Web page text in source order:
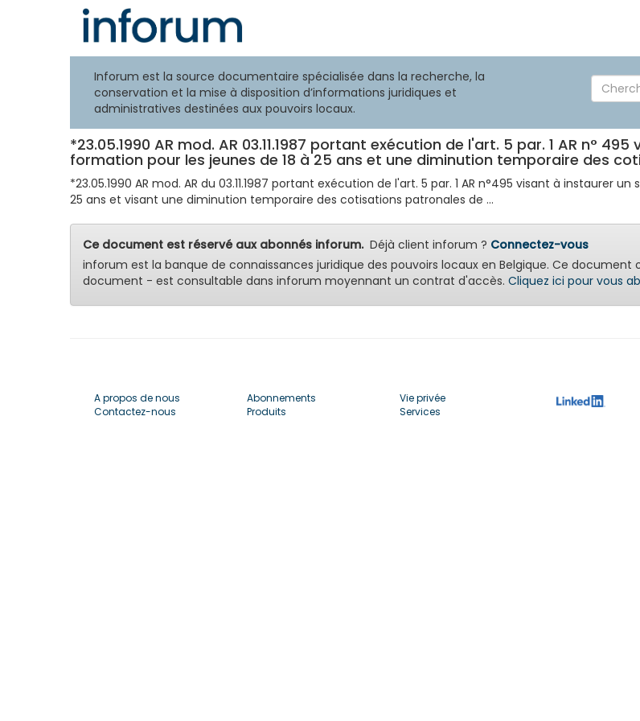
Inforum est la source documentaire spécialisée dans la recherche, la
conservation et la mise à disposition d’informations juridiques et
administratives destinées aux pouvoirs locaux.
*23.05.1990 AR mod. AR 03.11.1987 portant exécution de l'art. 5 par. 1 AR n°
formation pour les jeunes de 18 à 25 ans et une diminution temporaire des
*23.05.1990 AR mod. AR du 03.11.1987 portant exécution de l'art. 5 par. 1 AR n°495 visant à
25 ans et visant une diminution temporaire des cotisations patronales de ...
Ce document est réservé aux abonnés inforum.Déjà client inforum ? Connectez-vous
inforum est la banque de connaissances juridique des pouvoirs locaux en Belgique. Ce
document - est consultable dans inforum moyennant un contrat d'accès. Cliquez ici pour vous
A propos de nous
Contactez-nous
Abonnements
Produits
Vie privée
Services